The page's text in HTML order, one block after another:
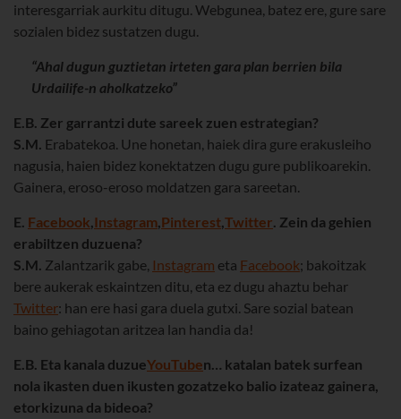
interesgarriak aurkitu ditugu. Webgunea, batez ere, gure sare
sozialen bidez sustatzen dugu.
“Ahal dugun guztietan irteten gara plan berrien bila
Urdailife-n aholkatzeko”
E.B. Zer garrantzi dute sareek zuen estrategian?
S.M. Erabatekoa. Une honetan, haiek dira gure erakusleiho
nagusia, haien bidez konektatzen dugu gure publikoarekin.
Gainera, eroso-eroso moldatzen gara sareetan.
E. Facebook,Instagram,Pinterest,Twitter. Zein da gehien
erabiltzen duzuena?
S.M. Zalantzarik gabe, Instagram eta Facebook; bakoitzak
bere aukerak eskaintzen ditu, eta ez dugu ahaztu behar
Twitter: han ere hasi gara duela gutxi. Sare sozial batean
baino gehiagotan aritzea lan handia da!
E.B. Eta kanala duzueYouTuben… katalan batek surfean
nola ikasten duen ikusten gozatzeko balio izateaz gainera,
etorkizuna da bideoa?